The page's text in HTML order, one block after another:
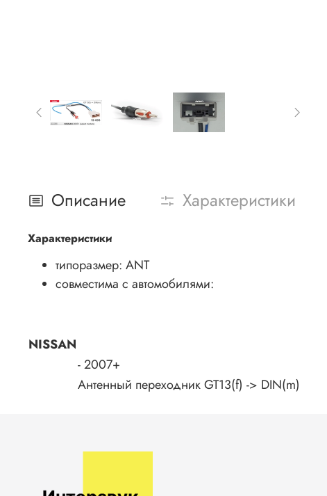
Описание Характеристики
Характеристики
типоразмер: ANT
совместима с автомобилями:
NISSAN
-2007+
Антенный переходник GT13(f) -> DIN(m)